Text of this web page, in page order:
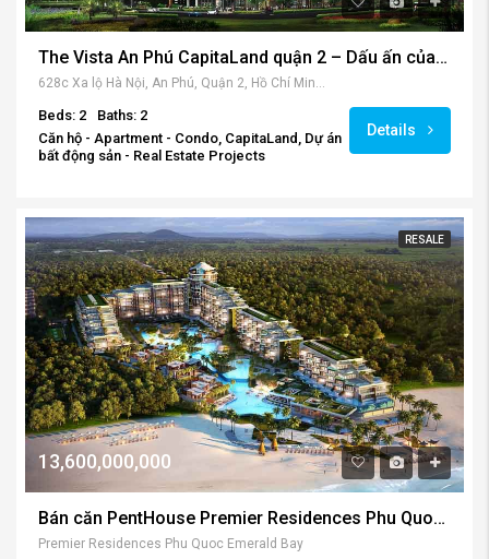
The Vista An Phú CapitaLand quận 2 – Dấu ấn của sự đẳng cấp
Beds: 2
Baths: 2
Căn hộ - Apartment - Condo, CapitaLand, Dự án
bất động sản - Real Estate Projects
Details
RESALE
13,600,000,000
Bán căn PentHouse Premier Residences Phu Quoc Emerald Bay
Premier Residences Phu Quoc Emerald Bay